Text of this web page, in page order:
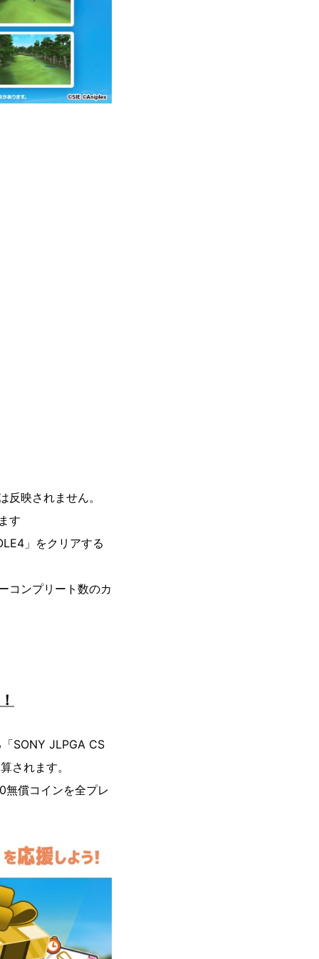
映されません。
す
」をクリアする
コンプリート数のカ
SONY JLPGA CS
されます。
償コインを全プレ